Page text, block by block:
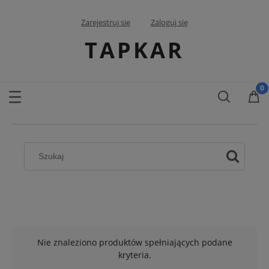
Zarejestruj się Zaloguj się
TAPKAR
Nie znaleziono produktów spełniających podane
kryteria.